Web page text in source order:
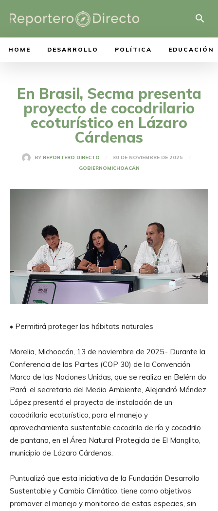
HOME DESARROLLO POLÍTICA EDUCACIÓN
En Brasil, Secma presenta
proyecto de cocodrilario
ecoturístico en Lázaro
Cárdenas
BY REPORTERO DIRECTO
30 DE NOVIEMBRE DE 2025
GOBIERNOMICHOACÁN
• Permitirá proteger los hábitats naturales
Morelia, Michoacán, 13 de noviembre de 2025.- Durante la
Conferencia de las Partes (COP 30) de la Convención
Marco de las Naciones Unidas, que se realiza en Belém do
Pará, el secretario del Medio Ambiente, Alejandró Méndez
López presentó el proyecto de instalación de un
cocodrilario ecoturístico, para el manejo y
aprovechamiento sustentable cocodrilo de río y cocodrilo
de pantano, en el Área Natural Protegida de El Manglito,
municipio de Lázaro Cárdenas.
Puntualizó que esta iniciativa de la Fundación Desarrollo
Sustentable y Cambio Climático, tiene como objetivos
promover el manejo y monitoreo de estas especies, sin